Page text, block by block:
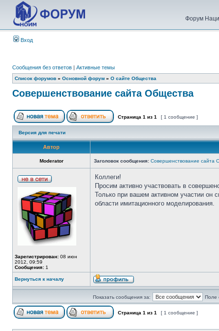
Форум
Вход
Сообщения без ответов | Активные темы
Список форумов » Основной форум » О сайте Общества
Совершенствование сайта Общества
Страница 1 из 1 [ 1 сообщение ]
Версия для печати
Автор
Moderator Заголовок сообщения: Совершенствование сайта
Зарегистрирован: 08 июн
2012, 09:59
Сообщения: 1
Коллеги!
Просим активно участвовать в
Только при вашем активном участии он
области имитационного моделирования.
Вернуться к началу
Показать сообщения за: Поле
Страница 1 из 1 [ 1 сообщение ]